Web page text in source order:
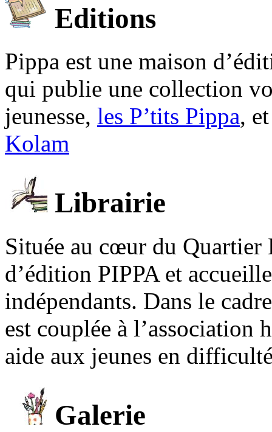
Editions
Pippa est une maison
qui publie une collection
jeunesse, les P’tits Pippa,
Kolam
Librairie
Située au cœur du Quartier
d’édition PIPPA et
indépendants. Dans le
est couplée à l’association
aide aux jeunes en
Galerie